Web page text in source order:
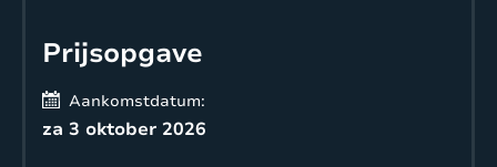
Prijsopgave
Aankomstdatum:
za 3 oktober 2026